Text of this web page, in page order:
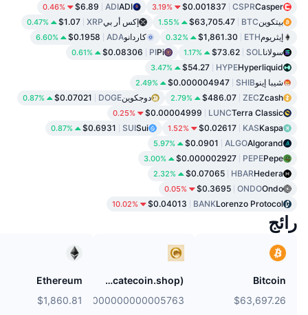
Casper
CSPR
$0.001837
3.19%
ADI
ADI
$6.89
0.46%
بيتكوينBTC
$63,705.47
1.55% إكس أر بيXRP
$1.07
0.47%
إيثريومETH
$1,861.30
0.32% كاردانوADA
$0.1958
6.60%
سولاناSOL
$73.62
1.17%
Pi
PI
$0.08306
0.61%
Hyperliquid
HYPE
$54.27
3.47%
شيبا إينوSHIB
$0.000004947
2.49%
Zcash
ZEC
$486.07
2.79% دوجكوينDOGE
$0.07021
0.87%
Terra Classic
LUNC
$0.00004999
0.25%
Kaspa
KAS
$0.02617
1.52%
Sui
SUI
$0.6931
0.87%
Algorand
ALGO
$0.0901
5.97%
Pepe
PEPE
$0.000002927
3.00%
Hedera
HBAR
$0.07065
2.32%
Ondo
ONDO
$0.3695
0.05%
Lorenzo Protocol
BANK
$0.04013
10.02%
رائج
Bitcoin
$63,697.26
Catecoin (catecoin.shop)
$0.0000000000005763
Ethereum
$1,860.81